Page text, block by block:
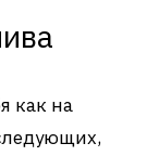
как на